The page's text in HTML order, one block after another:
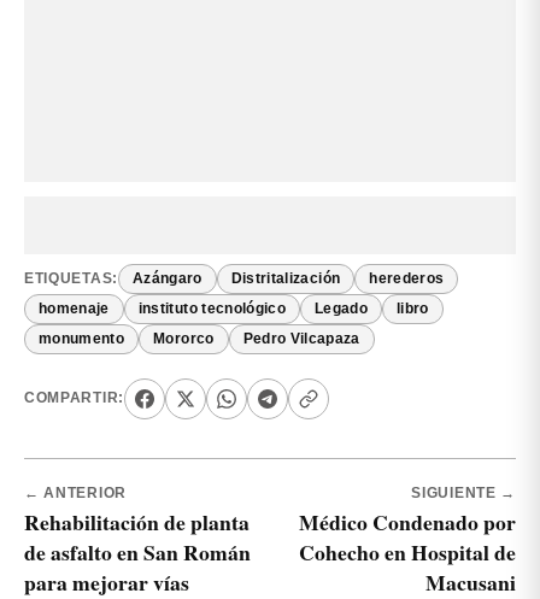
ETIQUETAS: Azángaro Distritalización herederos
homenaje instituto tecnológico Legado libro
monumento Mororco Pedro Vilcapaza
COMPARTIR:
← ANTERIOR
Rehabilitación de planta
de asfalto en San Román
para mejorar vías
SIGUIENTE →
Médico Condenado por
Cohecho en Hospital de
Macusani